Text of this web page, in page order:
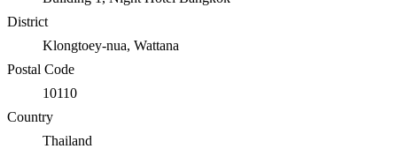
District
Klongtoey-nua, Wattana
Postal Code
10110
Country
Thailand